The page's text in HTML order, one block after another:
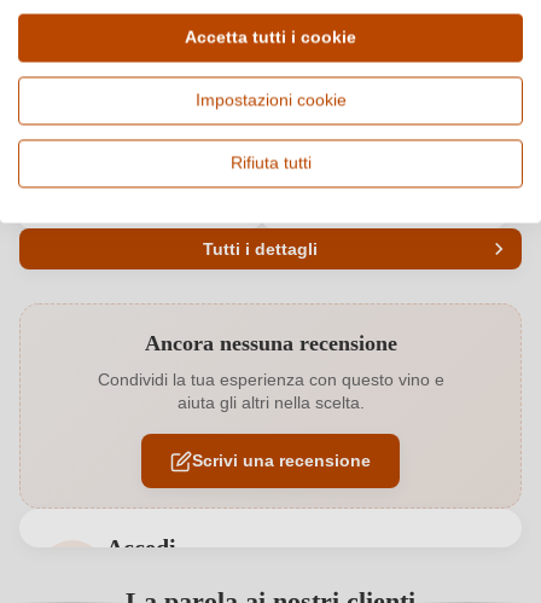
Paese e regione
Italia, Toscana
Vitigno e tipologia
Vermentino, Vino bianco
Origine
Toscana IGP
Qualità
IGP
Alcol
Gusto
Tutti i dettagli
Abbinamenti Pesce
Annata 2025
Colore dell'uva Bianco
Ancora nessuna recensione
Condividi la tua esperienza con questo vino e
aiuta gli altri nella scelta.
Scrivi una recensione
Accedi
Accetta tutti i cookie
Impostazioni cookie
Rifiuta tutti